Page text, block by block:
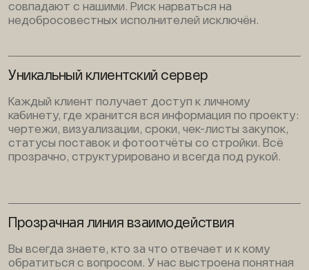
совпадают с нашими. Риск нарваться на
недобросовестных исполнителей исключён.
Уникальный клиентский сервер
Каждый клиент получает доступ к личному
кабинету, где хранится вся информация по проекту:
чертежи, визуализации, сроки, чек-листы закупок,
статусы поставок и фотоотчёты со стройки. Всё
прозрачно, структурировано и всегда под рукой.
Прозрачная линия взаимодействия
Вы всегда знаете, кто за что отвечает и к кому
обратиться с вопросом. У нас выстроена понятная